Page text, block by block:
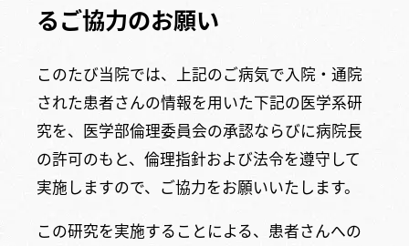
るご協力のお願い
このたび当院では、上記のご病気で入院・通院
された患者さんの情報を用いた下記の医学系研
究を、医学部倫理委員会の承認ならびに病院長
の許可のもと、倫理指針および法令を遵守して
実施しますので、ご協力をお願いいたします。
この研究を実施することによる、患者さんへの